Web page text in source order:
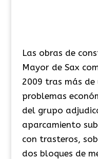
Las obras de
Mayor de Sax
2009 tras más
problemas
del grupo
aparcamiento
con trasteros,
dos bloques de